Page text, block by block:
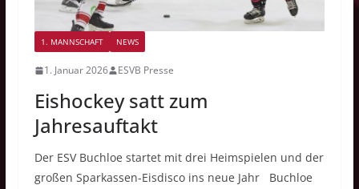
1. MANNSCHAFT NEWS
1. Januar 2026 ESVB Presse
Eishockey satt zum
Jahresauftakt
Der ESV Buchloe startet mit drei Heimspielen und der
großen Sparkassen-Eisdisco ins neue Jahr Buchloe